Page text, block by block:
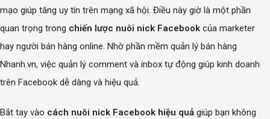
mạo giúp tăng uy tín trên mạng xã hội. Điều này giờ là một phần
quan trọng trong chiến lược nuôi nick Facebook của marketer
hay người bán hàng online. Nhờ phần mềm quản lý bán hàng
Nhanh.vn, việc quản lý comment và inbox tự động giúp kinh doanh
trên Facebook dễ dàng và hiệu quả.
Bắt tay vào cách nuôi nick Facebook hiệu quả giúp bạn không